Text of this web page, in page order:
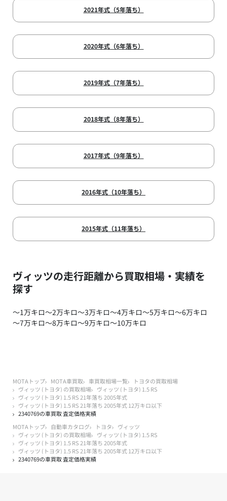
2021年式（5年落ち）
2020年式（6年落ち）
2019年式（7年落ち）
2018年式（8年落ち）
2017年式（9年落ち）
2016年式（10年落ち）
2015年式（11年落ち）
ヴィッツの走行距離から買取相場・実績を
探す
～1万キロ～2万キロ～3万キロ～4万キロ～5万キロ～6万キロ
～7万キロ～8万キロ～9万キロ～10万キロ
MOTAトップ MOTA車買取 車買取相場一覧
トヨタの買取相場
ヴィッツ (トヨタ) の買取相場
ヴィッツ (トヨタ) 1.5 RS
ヴィッツ (トヨタ) 1.5 RS 21年落ち 2005年式
ヴィッツ (トヨタ) 1.5 RS 21年落ち 2005年式 12万キロ以下
2340769の車買取 査定価格実績
MOTAトップ
自動車カタログ トヨタ
ヴィッツ
ヴィッツ (トヨタ) の買取相場
ヴィッツ (トヨタ) 1.5 RS
ヴィッツ (トヨタ) 1.5 RS 21年落ち 2005年式
ヴィッツ (トヨタ) 1.5 RS 21年落ち 2005年式 12万キロ以下
2340769の車買取 査定価格実績